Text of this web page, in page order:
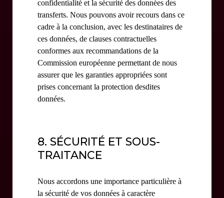
confidentialité et la sécurité des données des
transferts. Nous pouvons avoir recours dans ce
cadre à la conclusion, avec les destinataires de
ces données, de clauses contractuelles
conformes aux recommandations de la
Commission européenne permettant de nous
assurer que les garanties appropriées sont
prises concernant la protection desdites
données.
8. SÉCURITÉ ET SOUS-
TRAITANCE
Nous accordons une importance particulière à
la sécurité de vos données à caractère